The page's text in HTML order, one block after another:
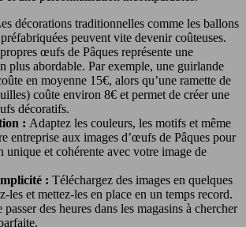
décorations traditionnelles comme les ballons
peuvent vite devenir coûteuses.
œufs de Pâques représente une
plus abordable. Par exemple, une guirlande
en moyenne 15€, alors qu’une ramette de
coûte environ 8€ et permet de créer une
décoratifs.
: Adaptez les couleurs, les motifs et même
entreprise aux images d’œufs de Pâques pour
unique et cohérente avec votre image de
: Téléchargez des images en quelques
les et mettez-les en place en un temps record.
passer des heures dans les magasins à chercher